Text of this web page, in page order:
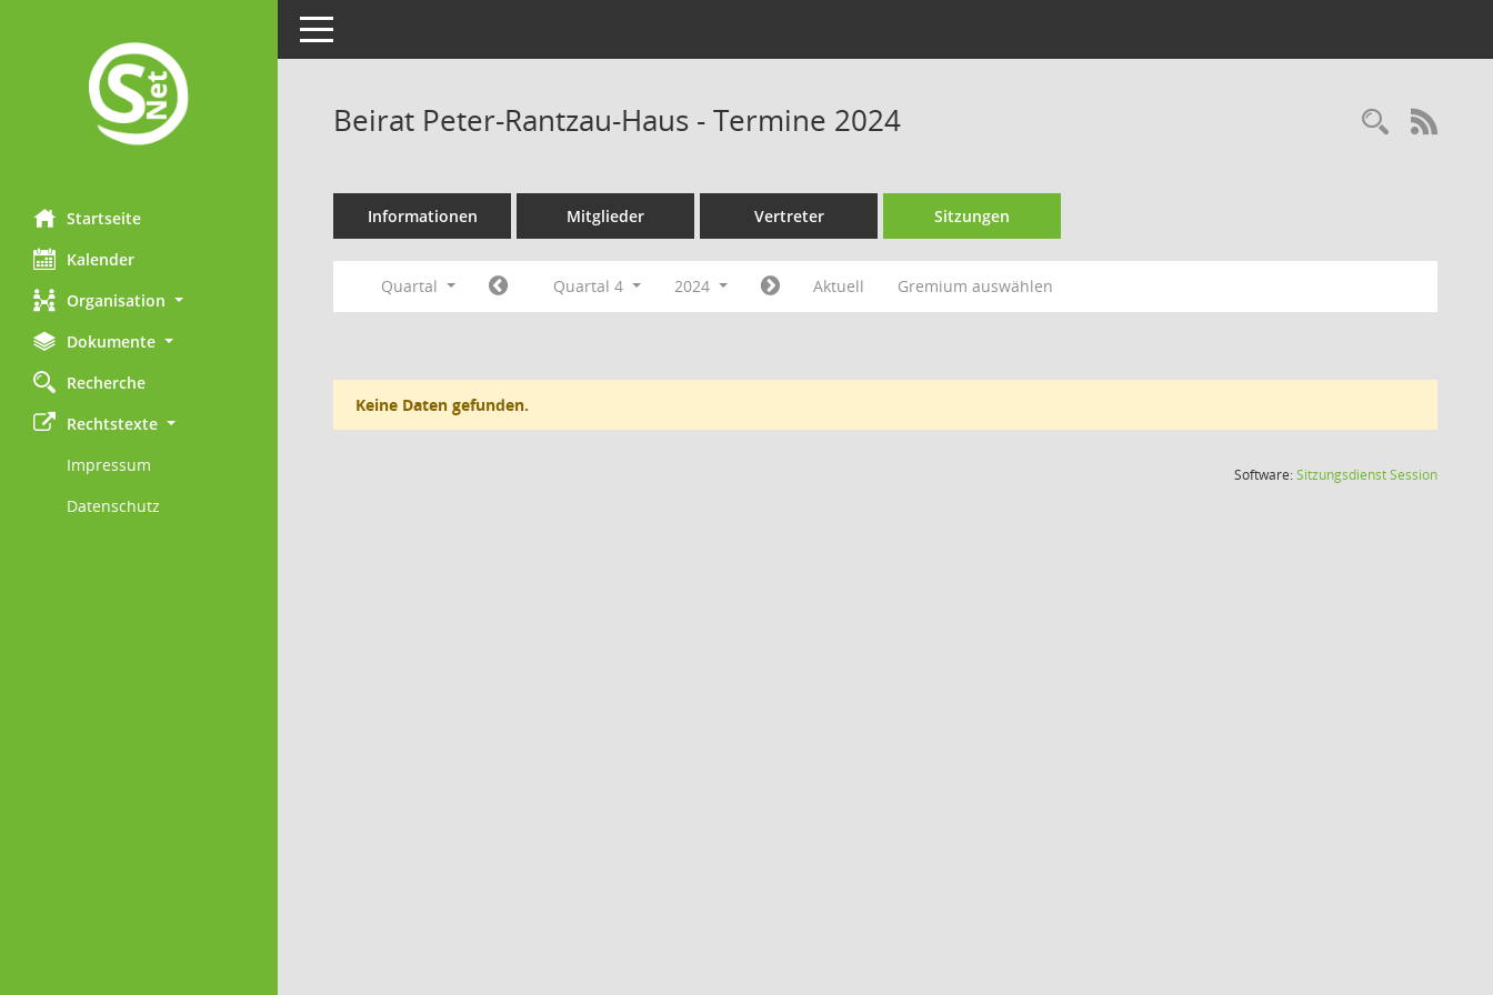
Startseite
Kalender
Organisation
Dokumente
Recherche
Rechtstexte
Impressum
Datenschutz
Toggle navigation
Beirat Peter-Rantzau-Haus - Termine 2024
Informationen Mitglieder Vertreter Sitzungen
Quartal Quartal 4 2024 Aktuell Gremium auswählen
Keine Daten gefunden.
Software:SitzungsdienstSession(Wird in